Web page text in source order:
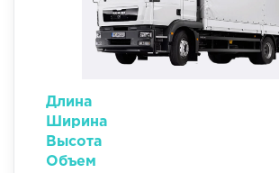
Длина
Ширина
Высота
Объем